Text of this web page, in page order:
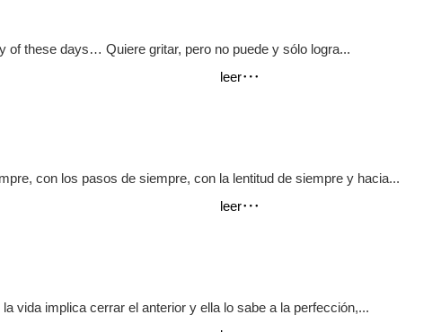
of these days… Quiere gritar, pero no puede y sólo logra...
leer
con los pasos de siempre, con la lentitud de siempre y hacia...
leer
vida implica cerrar el anterior y ella lo sabe a la perfección,...